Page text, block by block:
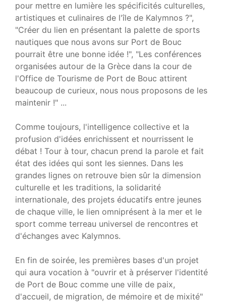
pour mettre en lumière les spécificités culturelles,
artistiques et culinaires de l'île de Kalymnos ?",
"Créer du lien en présentant la palette de sports
nautiques que nous avons sur Port de Bouc
pourrait être une bonne idée !", "Les conférences
organisées autour de la Grèce dans la cour de
l'Office de Tourisme de Port de Bouc attirent
beaucoup de curieux, nous nous proposons de les
maintenir !" ...
Comme toujours, l'intelligence collective et la
profusion d'idées enrichissent et nourrissent le
débat ! Tour à tour, chacun prend la parole et fait
état des idées qui sont les siennes. Dans les
grandes lignes on retrouve bien sûr la dimension
culturelle et les traditions, la solidarité
internationale, des projets éducatifs entre jeunes
de chaque ville, le lien omniprésent à la mer et le
sport comme terreau universel de rencontres et
d'échanges avec Kalymnos.
En fin de soirée, les premières bases d'un projet
qui aura vocation à "ouvrir et à préserver l'identité
de Port de Bouc comme une ville de paix,
d'accueil, de migration, de mémoire et de mixité"